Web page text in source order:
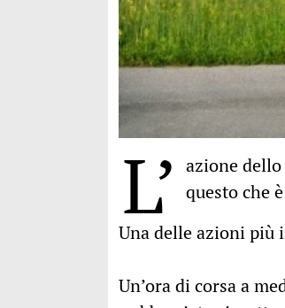
L’ azione
questo che
Una delle azioni più
Un’ora di corsa a